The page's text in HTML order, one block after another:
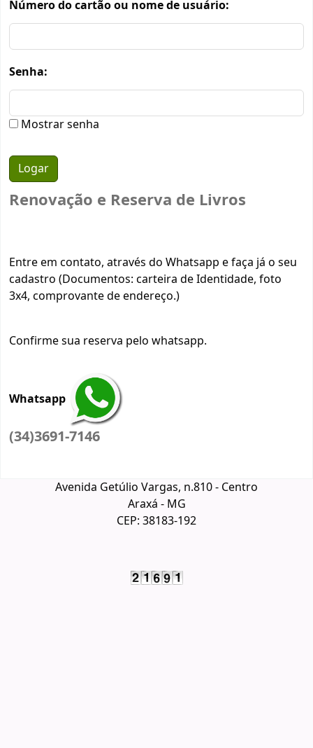
Número do cartão ou nome de usuário:
Senha:
Mostrar senha
Renovação e Reserva de Livros
Entre em contato, através do Whatsapp e faça já o seu
cadastro (Documentos: carteira de Identidade, foto
3x4, comprovante de endereço.)
Confirme sua reserva pelo whatsapp.
Whatsapp
(34)3691-7146
Avenida Getúlio Vargas, n.810 - Centro
Araxá - MG
CEP: 38183-192